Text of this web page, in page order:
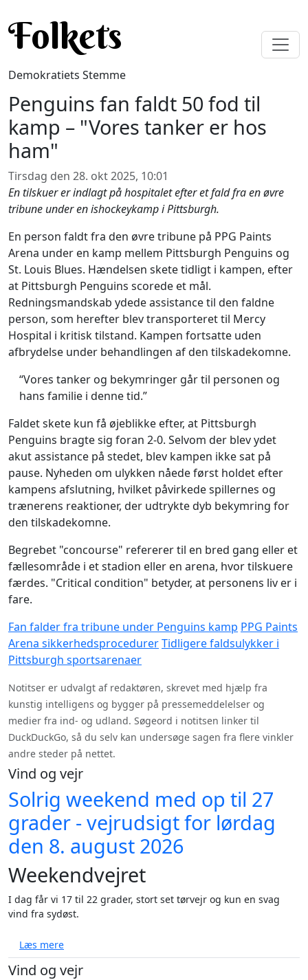
Folkets
Demokratiets Stemme
Penguins fan faldt 50 fod til
kamp – "Vores tanker er hos
ham"
Tirsdag den 28. okt 2025, 10:01
En tilskuer er indlagt på hospitalet efter et fald fra en øvre
tribune under en ishockeykamp i Pittsburgh.
En person faldt fra den øvre tribune på PPG Paints
Arena under en kamp mellem Pittsburgh Penguins og
St. Louis Blues. Hændelsen skete tidligt i kampen, efter
at Pittsburgh Penguins scorede et mål.
Redningsmandskab ydede assistance til den faldne
person, som herefter blev transporteret til Mercy
Hospital i kritisk tilstand. Kampen fortsatte uden
afbrydelse under behandlingen af den tilskadekomne.
“Vores tanker og bekymringer går til personen og
hans familie i denne tid.”
Faldet skete kun få øjeblikke efter, at Pittsburgh
Penguins bragte sig foran 2-0. Selvom der blev ydet
akut assistance på stedet, blev kampen ikke sat på
pause. Nyheden om ulykken nåede først holdet efter
kampens afslutning, hvilket påvirkede spillernes og
trænerens reaktioner, der udtrykte dyb bekymring for
den tilskadekomne.
Begrebet "concourse" refererer til en bred gang eller et
fællesområde i et stadion eller en arena, hvor tilskuere
færdes. "Critical condition" betyder, at personens liv er i
fare.
Fan falder fra tribune under Penguins kamp PPG Paints
Arena sikkerhedsprocedurerTidligere faldsulykker i
Pittsburgh sportsarenaer
Notitser er udvalgt af redaktøren, skrevet med hjælp fra
kunstig intelligens og bygger på pressemeddelelser og
medier fra ind- og udland. Søgeord i notitsen linker til
DuckDuckGo, så du selv kan undersøge sagen fra flere vinkler
andre steder på nettet.
Vind og vejr
Solrig weekend med op til 27
grader - vejrudsigt for lørdag
den 8. august 2026
Weekendvejret
I dag får vi 17 til 22 grader, stort set tørvejr og kun en svag
vind fra sydøst.
Læs mereom Solrig weekend med op til 27 grader -
Vind og vejr